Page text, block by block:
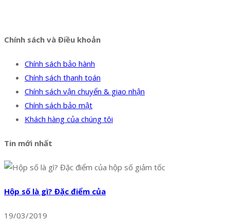
Chính sách và Điều khoản
Chính sách bảo hành
Chính sách thanh toán
Chính sách vận chuyển & giao nhận
Chính sách bảo mật
Khách hàng của chúng tôi
Tin mới nhất
Hộp số là gì? Đặc điểm của
19/03/2019